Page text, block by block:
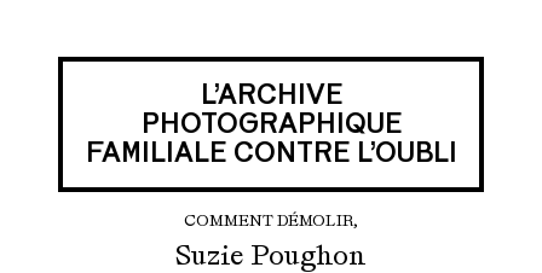
L’ARCHIVE
PHOTOGRAPHIQUE
FAMILIALE CONTRE L’OUBLI
COMMENT DÉMOLIR,
Suzie Poughon